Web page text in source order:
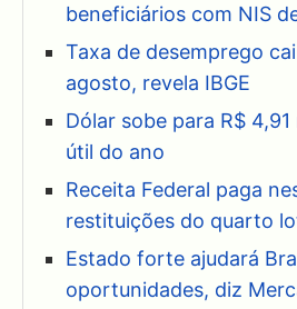
beneficiários com NIS
Taxa de desemprego
agosto, revela IBGE
Dólar sobe para R$
útil do ano
Receita Federal paga
restituições do quarto
Estado forte ajudará
oportunidades, diz